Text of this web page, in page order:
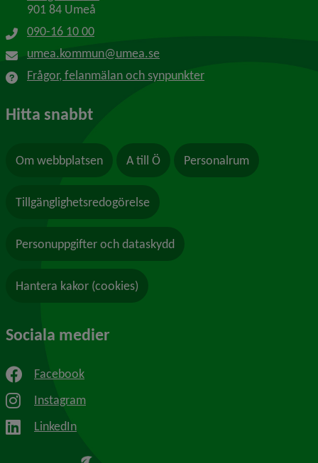
901 84 Umeå
090-16 10 00
umea.kommun@umea.se
Frågor, felanmälan och synpunkter
Hitta snabbt
Om webbplatsen A till Ö Personalrum
Tillgänglighetsredogörelse
Personuppgifter och dataskydd
Hantera kakor (cookies)
Sociala medier
Facebook
Instagram
LinkedIn